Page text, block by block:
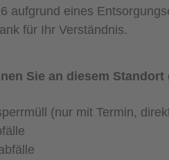
aufgrund eines
für Ihr Verständnis.
Sie an diesem
(nur mit Termin,